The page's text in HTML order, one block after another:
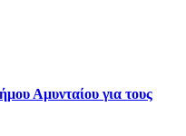
Αμυνταίου για τους